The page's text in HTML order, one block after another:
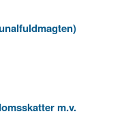
m.v.